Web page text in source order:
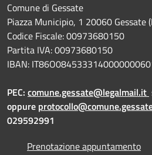
Comune di Gessate
Piazza Municipio, 1 20060 Gessate
Codice Fiscale: 00973680150
Partita IVA: 00973680150
IBAN:
PEC: comune.gessate@legalmail.it
oppure
029592991
Prenotazione appuntamento